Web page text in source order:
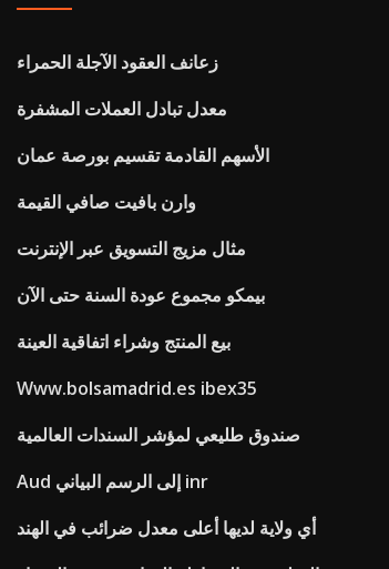
زعانف العقود الآجلة الحمراء
معدل تبادل العملات المشفرة
الأسهم القادمة تقسيم بورصة عمان
وارن بافيت صافي القيمة
مثال مزيج التسويق عبر الإنترنت
بيمكو مجموع عودة السنة حتى الآن
بيع المنتج وشراء اتفاقية العينة
Www.bolsamadrid.es ibex35
صندوق طليعي لمؤشر السندات العالمية
Aud إلى الرسم البياني inr
أي ولاية لديها أعلى معدل ضرائب في الهند